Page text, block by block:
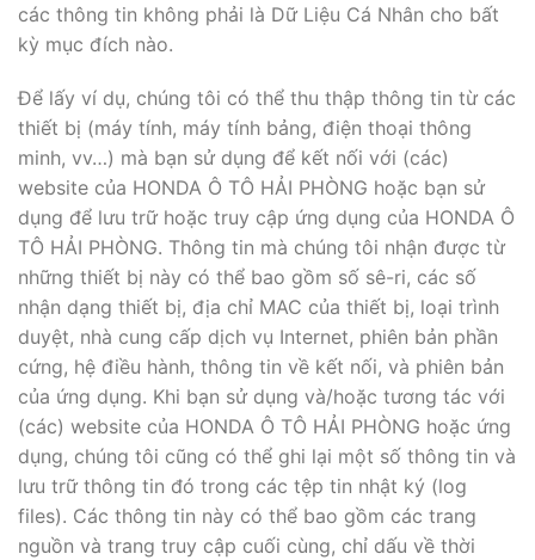
các thông tin không phải là Dữ Liệu Cá Nhân cho bất
kỳ mục đích nào.
Để lấy ví dụ, chúng tôi có thể thu thập thông tin từ các
thiết bị (máy tính, máy tính bảng, điện thoại thông
minh, vv…) mà bạn sử dụng để kết nối với (các)
website của HONDA Ô TÔ HẢI PHÒNG hoặc bạn sử
dụng để lưu trữ hoặc truy cập ứng dụng của HONDA Ô
TÔ HẢI PHÒNG. Thông tin mà chúng tôi nhận được từ
những thiết bị này có thể bao gồm số sê-ri, các số
nhận dạng thiết bị, địa chỉ MAC của thiết bị, loại trình
duyệt, nhà cung cấp dịch vụ Internet, phiên bản phần
cứng, hệ điều hành, thông tin về kết nối, và phiên bản
của ứng dụng. Khi bạn sử dụng và/hoặc tương tác với
(các) website của HONDA Ô TÔ HẢI PHÒNG hoặc ứng
dụng, chúng tôi cũng có thể ghi lại một số thông tin và
lưu trữ thông tin đó trong các tệp tin nhật ký (log
files). Các thông tin này có thể bao gồm các trang
nguồn và trang truy cập cuối cùng, chỉ dấu về thời